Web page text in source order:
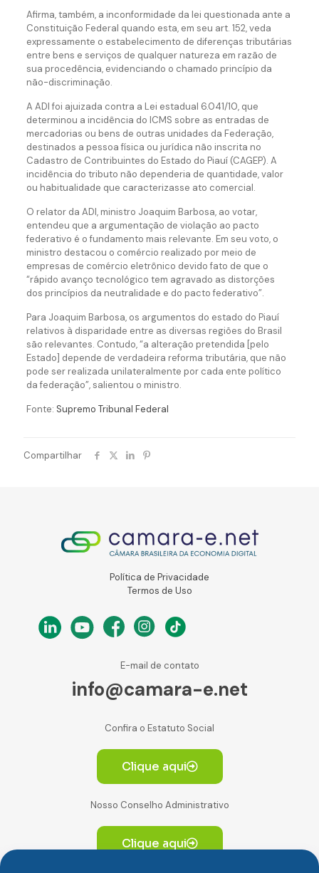
Afirma, também, a inconformidade da lei questionada ante a
Constituição Federal quando esta, em seu art. 152, veda
expressamente o estabelecimento de diferenças tributárias
entre bens e serviços de qualquer natureza em razão de
sua procedência, evidenciando o chamado princípio da
não-discriminação.
A ADI foi ajuizada contra a Lei estadual 6.041/10, que
determinou a incidência do ICMS sobre as entradas de
mercadorias ou bens de outras unidades da Federação,
destinados a pessoa física ou jurídica não inscrita no
Cadastro de Contribuintes do Estado do Piauí (CAGEP). A
incidência do tributo não dependeria de quantidade, valor
ou habitualidade que caracterizasse ato comercial.
O relator da ADI, ministro Joaquim Barbosa, ao votar,
entendeu que a argumentação de violação ao pacto
federativo é o fundamento mais relevante. Em seu voto, o
ministro destacou o comércio realizado por meio de
empresas de comércio eletrônico devido fato de que o
“rápido avanço tecnológico tem agravado as distorções
dos princípios da neutralidade e do pacto federativo”.
Para Joaquim Barbosa, os argumentos do estado do Piauí
relativos à disparidade entre as diversas regiões do Brasil
são relevantes. Contudo, “a alteração pretendida [pelo
Estado] depende de verdadeira reforma tributária, que não
pode ser realizada unilateralmente por cada ente político
da federação”, salientou o ministro.
Fonte: Supremo Tribunal Federal
Compartilhar
Política de Privacidade
Termos de Uso
E-mail de contato
info@camara-e.net
Confira o Estatuto Social
Clique aqui
Nosso Conselho Administrativo
Clique aqui